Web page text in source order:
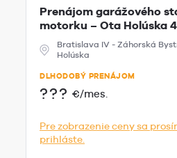
Prenájom garážového
motorku – Ota Holúska
Bratislava IV - Záhorská
Holúska
DLHODOBÝ PRENÁJOM
??? €/mes.
Pre zobrazenie ceny sa
prihláste.